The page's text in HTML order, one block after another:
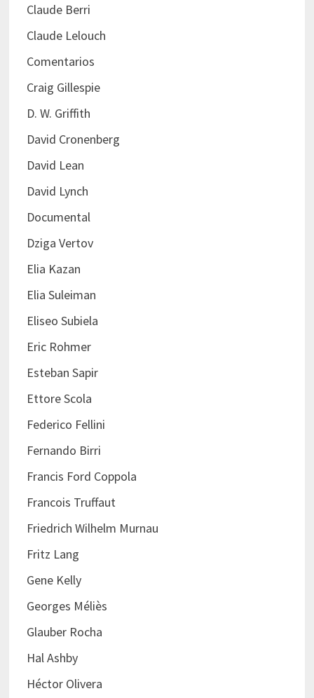
Claude Berri
Claude Lelouch
Comentarios
Craig Gillespie
D. W. Griffith
David Cronenberg
David Lean
David Lynch
Documental
Dziga Vertov
Elia Kazan
Elia Suleiman
Eliseo Subiela
Eric Rohmer
Esteban Sapir
Ettore Scola
Federico Fellini
Fernando Birri
Francis Ford Coppola
Francois Truffaut
Friedrich Wilhelm Murnau
Fritz Lang
Gene Kelly
Georges Méliès
Glauber Rocha
Hal Ashby
Héctor Olivera